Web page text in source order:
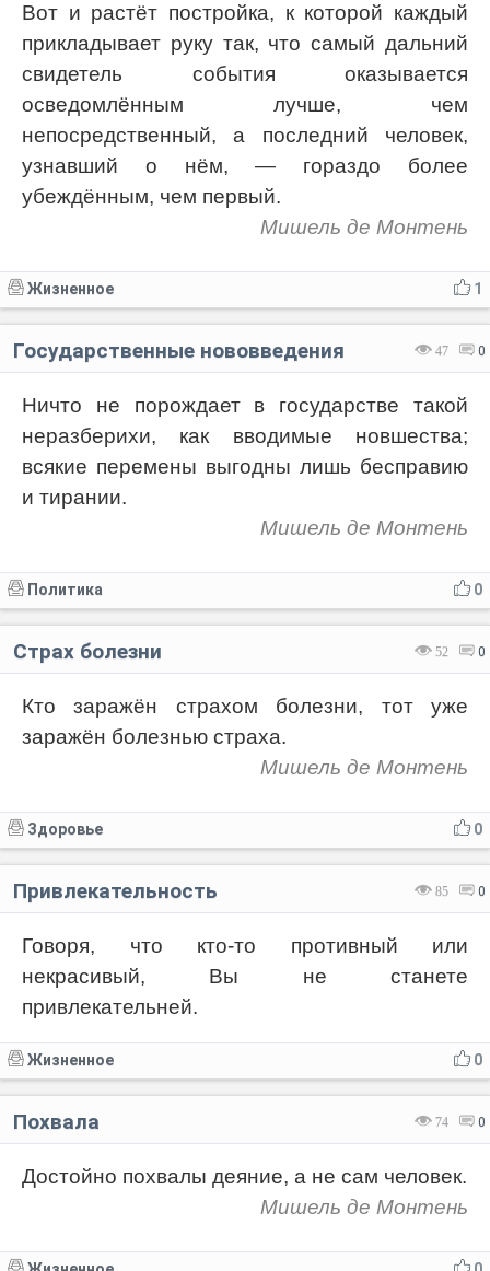
Вот и растёт постройка, к которой каждый
прикладывает руку так, что самый дальний
свидетель события оказывается
осведомлённым лучше, чем
непосредственный, а последний человек,
узнавший о нём, — гораздо более
убеждённым, чем первый.
Мишель де Монтень
1
Жизненное
47 0
Государственные нововведения
Ничто не порождает в государстве такой
неразберихи, как вводимые новшества;
всякие перемены выгодны лишь бесправию
и тирании.
Мишель де Монтень
0
Политика
52 0
Страх болезни
Кто заражён страхом болезни, тот уже
заражён болезнью страха.
Мишель де Монтень
0
Здоровье
85 0
Привлекательность
Говоря, что кто-то противный или
некрасивый, Вы не станете
привлекательней.
0
Жизненное
74 0
Похвала
Достойно похвалы деяние, а не сам человек.
Мишель де Монтень